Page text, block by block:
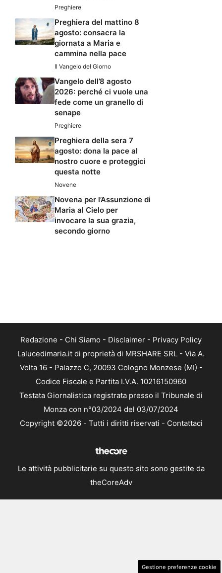
Preghiere
Preghiera del mattino 8
agosto: consacra la
giornata a Maria e
cammina nella pace
Il Vangelo del Giorno
Vangelo dell’8 agosto
2026: perché ci vuole una
fede come un granello di
senape
Preghiere
Preghiera della sera 7
agosto: dona la pace al
nostro cuore e proteggici
questa notte
Novene
Novena per l’Assunzione di
Maria al Cielo per
invocare la sua grazia,
secondo giorno
Redazione - Chi Siamo - Disclaimer - Privacy Policy
Lalucedimaria.it di proprietà di MRSHARE SRL - Via A.
Volta 16 - Palazzo C, 20093 Cologno Monzese (MI) -
Codice Fiscale e Partita I.V.A. 10216150960
Testata Giornalistica registrata presso il Tribunale di
Monza con n°03/2024 del 03/07/2024
Copyright ©2026 - Tutti i diritti riservati - Contattaci
Le attività pubblicitarie su questo sito sono gestite da
theCoreAdv
Gestione preferenze cookie